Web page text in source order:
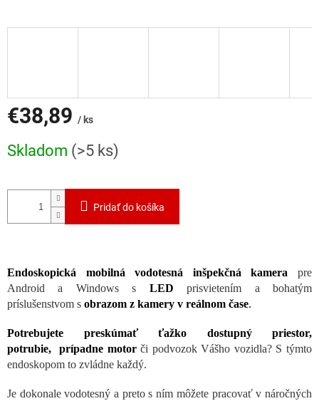
€38,89 / ks
cena:
Skladom (>5 ks)
Pridať do košíka
Endoskopická mobilná vodotesná inšpekčná kamera
pre
Android a Windows s LEDprisvietením a bohatým
príslušenstvom s obrazom z kamery v reálnom čase.
Potrebujete preskúmať ťažko dostupný priestor,
potrubie, prípadne motor či podvozok Vášho vozidla? S týmto
endoskopom to zvládne každý.
Je dokonale vodotesný a preto s ním môžete pracovať v náročných